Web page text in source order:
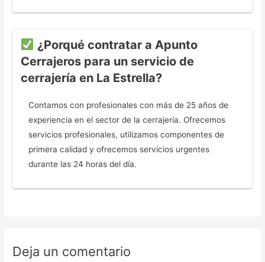
¿Porqué contratar a Apunto
Cerrajeros para un servicio de
cerrajería en La Estrella?
Contamos con profesionales con más de 25 años de
experiencia en el sector de la cerrajería. Ofrecemos
servicios profesionales, utilizamos componentes de
primera calidad y ofrecemos servicios urgentes
durante las 24 horas del día.
Deja un comentario